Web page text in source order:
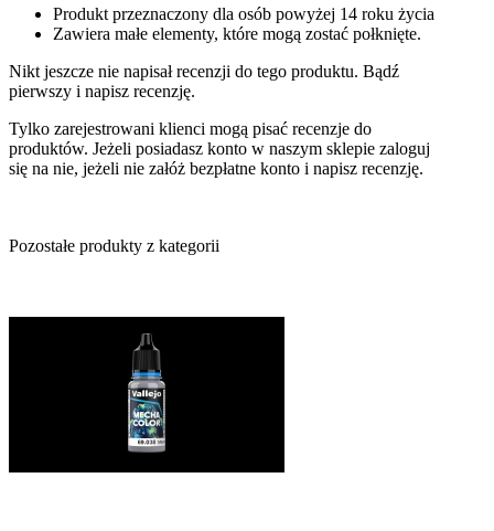
Produkt przeznaczony dla osób powyżej 14 roku życia
Zawiera małe elementy, które mogą zostać połknięte.
Nikt jeszcze nie napisał recenzji do tego produktu. Bądź
pierwszy i napisz recenzję.
Tylko zarejestrowani klienci mogą pisać recenzje do
produktów. Jeżeli posiadasz konto w naszym sklepie zaloguj
się na nie, jeżeli nie załóż bezpłatne konto i napisz recenzję.
Pozostałe produkty z kategorii